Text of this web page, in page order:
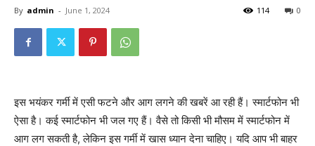
By admin - June 1, 2024 0
114
इस भयंकर गर्मी में एसी फटने और आग लगने की खबरें आ रही हैं। स्मार्टफोन भी
ऐसा है। कई स्मार्टफोन भी जल गए हैं। वैसे तो किसी भी मौसम में स्मार्टफोन में
आग लग सकती है, लेकिन इस गर्मी में खास ध्यान देना चाहिए। यदि आप भी बाहर